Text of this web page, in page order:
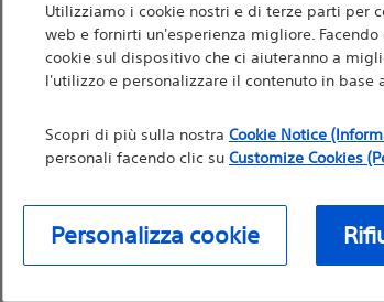
Utilizziamo i cookie nostri e di terze parti per
web e fornirti un'esperienza migliore.
cookie sul dispositivo che ci aiuteranno a
l'utilizzo e personalizzare il contenuto in base
Scopri di più sulla nostra Cookie Notice
personali facendo clic su Customize Cookies
Personalizza cookie